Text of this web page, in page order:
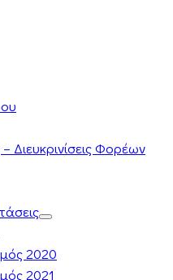
Διευκρινίσεις Φορέων
2020
2021